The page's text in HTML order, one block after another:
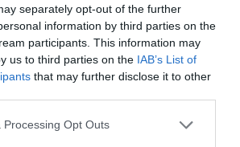
separately opt-out of the further
information by third parties on the
participants. This information may
us to third parties on the IAB’s List of
that may further disclose it to other
Processing Opt Outs
du 350. Qu’un cylindre long vraiment
un objet de COM, c’est bien
oui peut-être, c’est vous qui le dîtes
RÉPONDRE